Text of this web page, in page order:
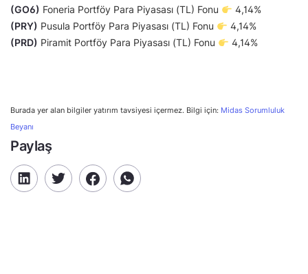
(GO6) Foneria Portföy Para Piyasası (TL) Fonu
4,14%
(PRY) Pusula Portföy Para Piyasası (TL) Fonu
4,14%
(PRD) Piramit Portföy Para Piyasası (TL) Fonu 4,14%
Burada yer alan bilgiler yatırım tavsiyesi içermez. Bilgi için: Midas Sorumluluk
Beyanı
Paylaş